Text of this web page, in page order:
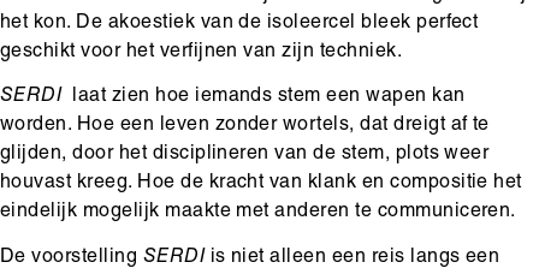
het kon. De akoestiek van de isoleercel bleek perfect
geschikt voor het verfijnen van zijn techniek.
SERDI laat zien hoe iemands stem een wapen kan
worden. Hoe een leven zonder wortels, dat dreigt af te
glijden, door het disciplineren van de stem, plots weer
houvast kreeg. Hoe de kracht van klank en compositie het
eindelijk mogelijk maakte met anderen te communiceren.
De voorstelling SERDI is niet alleen een reis langs een